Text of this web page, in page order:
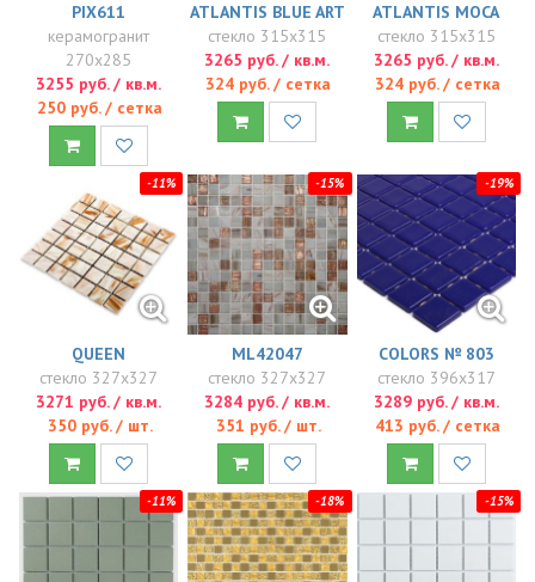
PIX611
керамогранит
270x285
3255 руб. / кв.м.
250 руб. / сетка
ATLANTIS BLUE ART
стекло 315x315
3265 руб. / кв.м.
324 руб. / сетка
ATLANTIS MOCA
стекло 315x315
3265 руб. / кв.м.
324 руб. / сетка
-11%
QUEEN
стекло 327x327
3271 руб. / кв.м.
350 руб. / шт.
-15%
ML42047
стекло 327x327
3284 руб. / кв.м.
351 руб. / шт.
-19%
COLORS № 803
стекло 396x317
3289 руб. / кв.м.
413 руб. / сетка
-11% -18% -15%